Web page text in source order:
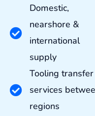
Domestic,
nearshore &
international
supply
Tooling transfer
services
regions